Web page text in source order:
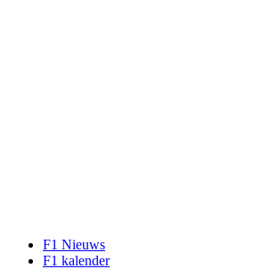
F1 Nieuws
F1 kalender